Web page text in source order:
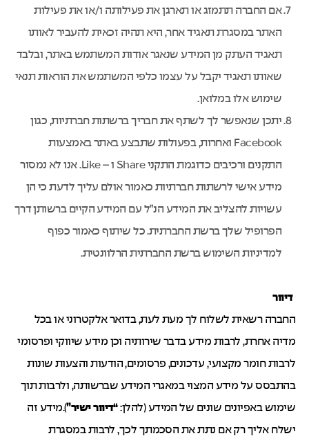
אם החברה תתמזג או תארגן את פעילותה ו/או את פעילות
האתר במסגרת תאגיד אחר, היא תהיה זכאית להעביר לאותו
תאגיד העתק מן המידע שנאגר אודות המשתמש באתר, ובלבד
שאותו תאגיד יקבל על עצמו כלפי המשתמש את הוראות תנאי
שימוש אלו במלואן.
יתכן שנאפשר לך לשתף את חבריך ברשתות חברתיות, כגון
Facebook ואחרות, בפעולות שתבצע באתר באמצעות
התקנים ורכיבים כדוגמת התקני Share ו – Like. אנו לא נמסור
מידע אישי לרשתות חברתיות כאמור אולם עליך לדעת כי הן
עשויות להצליב את המידע הנ”ל עם המידע הקיים ברשותן דרך
הפרופיל שלך ברשת החברתית. כל שיתוף כאמור כפוף
למדיניות השימוש ברשת החברתית הרלוונטית.
דיוור
החברה רשאית לשלוח לך מעת לעת, בדואר אלקטרוני או בכל
מדיה אחרת, לרבות מידע בדבר שירותיה וכן מידע שיווקי ופרסומי
לרבות חומר מקצועי, עדכונים, פרסומים, הודעות והצעות שונות
בהתבסס על מידע המצוי במאגרי המידע שברשותה, ולרבות תוך
שימוש באפיונים שונים של המידע (להלן:“דיוור ישיר”).מידע זה
ישלח אליך רק אם נתת את הסכמתך לכך, לרבות במסגרת